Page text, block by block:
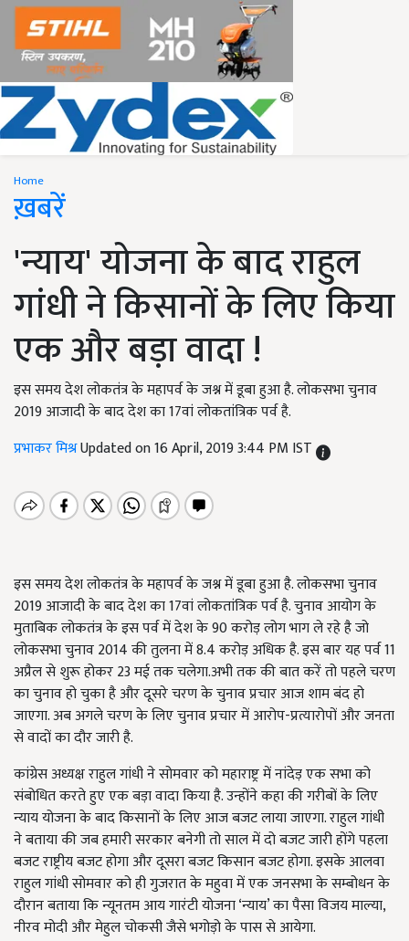
Home
ख़बरें
'न्याय' योजना के बाद राहुल
गांधी ने किसानों के लिए किया
एक और बड़ा वादा !
इस समय देश लोकतंत्र के महापर्व के जश्न में डूबा हुआ है. लोकसभा चुनाव
2019 आजादी के बाद देश का 17वां लोकतांत्रिक पर्व है.
प्रभाकर मिश्रUpdated on 16 April, 2019 3:44 PM IST
इस समय देश लोकतंत्र के महापर्व के जश्न में डूबा हुआ है. लोकसभा चुनाव
2019 आजादी के बाद देश का 17वां लोकतांत्रिक पर्व है. चुनाव आयोग के
मुताबिक लोकतंत्र के इस पर्व में देश के 90 करोड़ लोग भाग ले रहे है जो
लोकसभा चुनाव 2014 की तुलना में 8.4 करोड़ अधिक है. इस बार यह पर्व 11
अप्रैल से शुरू होकर 23 मई तक चलेगा.अभी तक की बात करें तो पहले चरण
का चुनाव हो चुका है और दूसरे चरण के चुनाव प्रचार आज शाम बंद हो
जाएगा. अब अगले चरण के लिए चुनाव प्रचार में आरोप-प्रत्यारोपों और जनता
से वादों का दौर जारी है.
कांग्रेस अध्यक्ष राहुल गांधी ने सोमवार को महाराष्ट्र में नांदेड़ एक सभा को
संबोधित करते हुए एक बड़ा वादा किया है. उन्होंने कहा की गरीबों के लिए
न्याय योजना के बाद किसानों के लिए आज बजट लाया जाएगा. राहुल गांधी
ने बताया की जब हमारी सरकार बनेगी तो साल में दो बजट जारी होंगे पहला
बजट राष्ट्रीय बजट होगा और दूसरा बजट किसान बजट होगा. इसके आलवा
राहुल गांधी सोमवार को ही गुजरात के महुवा में एक जनसभा के सम्बोधन के
दौरान बताया कि न्यूनतम आय गारंटी योजना ‘न्याय’ का पैसा विजय माल्या,
नीरव मोदी और मेहुल चोकसी जैसे भगोड़ो के पास से आयेगा.